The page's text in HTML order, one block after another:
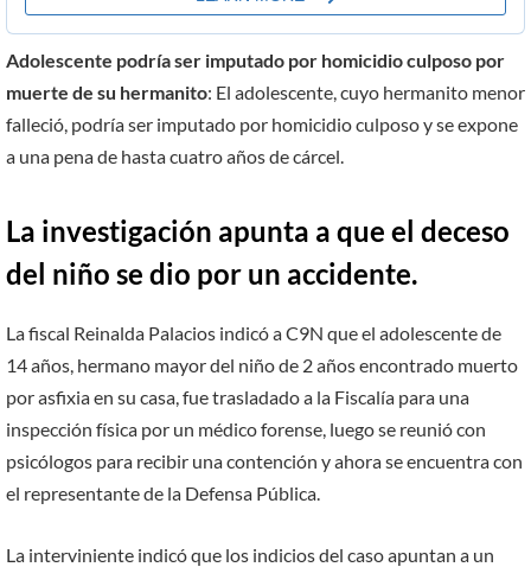
Adolescente podría ser imputado por homicidio culposo por
muerte de su hermanito: El adolescente, cuyo hermanito menor
falleció, podría ser imputado por homicidio culposo y se expone
a una pena de hasta cuatro años de cárcel.
La investigación apunta a que el deceso
del niño se dio por un accidente.
La fiscal Reinalda Palacios indicó a C9N que el adolescente de
14 años, hermano mayor del niño de 2 años encontrado muerto
por asfixia en su casa, fue trasladado a la Fiscalía para una
inspección física por un médico forense, luego se reunió con
psicólogos para recibir una contención y ahora se encuentra con
el representante de la Defensa Pública.
La interviniente indicó que los indicios del caso apuntan a un